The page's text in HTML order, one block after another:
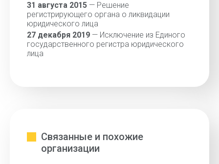
31 августа 2015 — Решение
регистрирующего органа о ликвидации
юридического лица
27 декабря 2019 — Исключение из Единого
государственного регистра юридического
лица
Связанные и похожие
организации